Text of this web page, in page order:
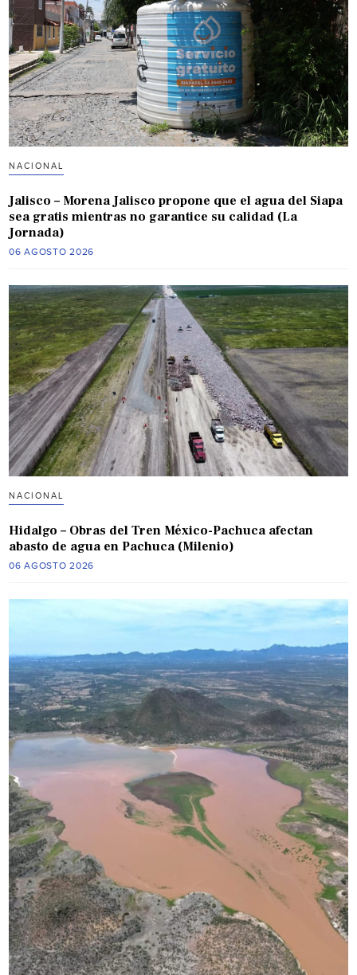
NACIONAL
Jalisco – Morena Jalisco propone que el agua del Siapa
sea gratis mientras no garantice su calidad (La
Jornada)
06 AGOSTO 2026
NACIONAL
Hidalgo – Obras del Tren México-Pachuca afectan
abasto de agua en Pachuca (Milenio)
06 AGOSTO 2026